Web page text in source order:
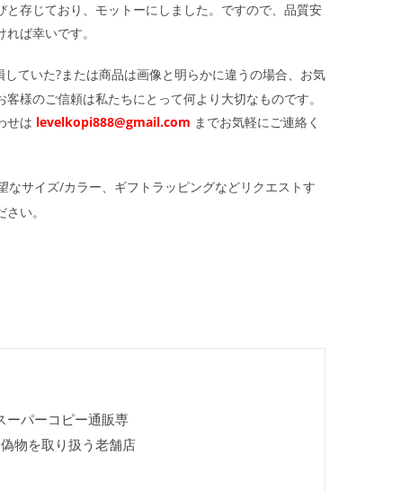
存じており、モットーにしました。ですので、品質安
ば幸いです。
ていた?または商品は画像と明らかに違うの場合、お気
様のご信頼は私たちにとって何より大切なものです。
せは levelkopi888@gmail.com までお気軽にご連絡く
なサイズ/カラー、ギフトラッピングなどリクエストす
い。
ーパーコピー通販専
物を取り扱う老舗店